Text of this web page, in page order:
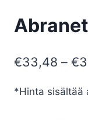
€33,48 – €
*Hinta sisältää